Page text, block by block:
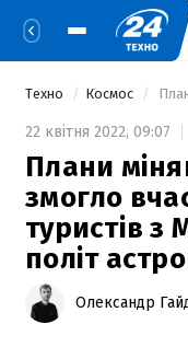
Техно Космос
22 квітня 2022, 09:07
Плани
змогло
туристів з
політ
Олександр